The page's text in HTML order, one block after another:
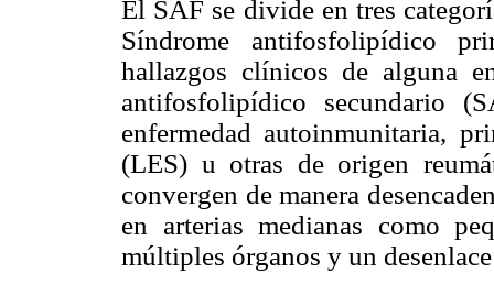
El SAF se divide en tres
Síndrome antifosfolipídico
hallazgos clínicos de alguna
antifosfolipídico secundario
enfermedad autoinmunitaria,
(LES) u otras de origen
convergen de manera
en arterias medianas como
múltiples órganos y un